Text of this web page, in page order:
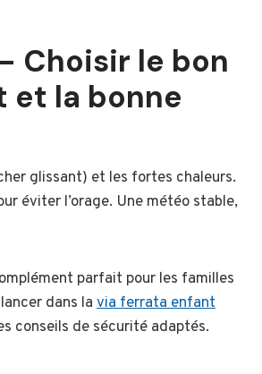
Choisir le bon
et la bonne
glissant) et les fortes chaleurs.
éviter l’orage. Une météo stable,
parfait pour les familles
dans la via ferrata enfant
conseils de sécurité adaptés.